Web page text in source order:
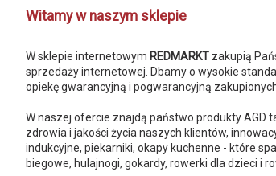
Witamy w naszym sklepie
W sklepie internetowym REDMARKT zakupią
sprzedaży internetowej. Dbamy o wysokie
opiekę gwarancyjną i pogwarancyjną
W naszej ofercie znajdą państwo produkty AGD
zdrowia i jakości życia naszych klientów,
indukcyjne, piekarniki, okapy kuchenne - które
biegowe, hulajnogi, gokardy, rowerki dla dzieci i